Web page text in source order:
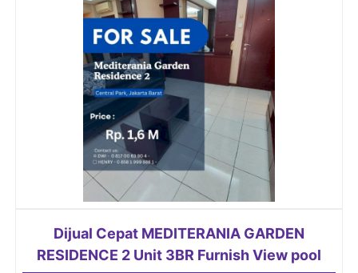
Dijual Cepat MEDITERANIA GARDEN
RESIDENCE 2 Unit 3BR Furnish View pool